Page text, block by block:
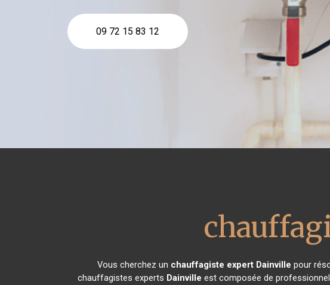
09 72 15 83 12
Vous cherchez un chauffagiste expert Dainville pour
chauffagistes experts Dainville est composée de